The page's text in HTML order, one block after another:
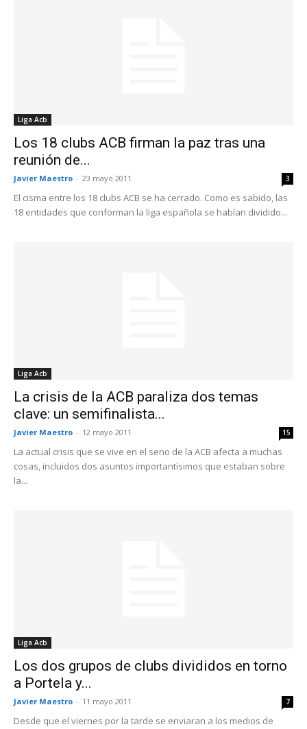
Liga Acb
Los 18 clubs ACB firman la paz tras una
reunión de...
Javier Maestro - 23 mayo 2011 3
El cisma entre los 18 clubs ACB se ha cerrado. Como es sabido, las
18 entidades que conforman la liga española se habían dividido...
Liga Acb
La crisis de la ACB paraliza dos temas
clave: un semifinalista...
Javier Maestro - 12 mayo 2011 15
La actual crisis que se vive en el seno de la ACB afecta a muchas
cosas, incluidos dos asuntos importantísimos que estaban sobre
la...
Liga Acb
Los dos grupos de clubs divididos en torno
a Portela y...
Javier Maestro - 11 mayo 2011 7
Desde que el viernes por la tarde se enviaran a los medios de